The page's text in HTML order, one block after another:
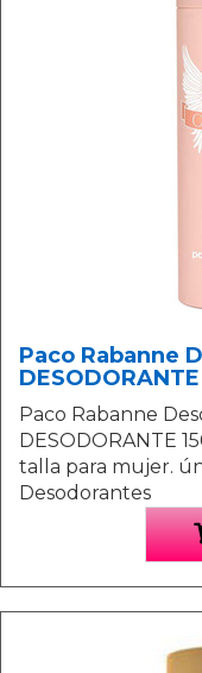
Paco Rabanne
Paco Rabanne
DESODORANTE
talla para mujer.
Desodorantes